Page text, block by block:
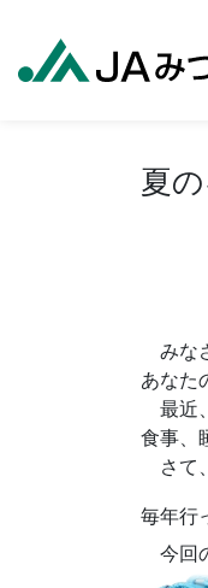
夏
みな
あなた
最近
食事、
さて
毎年行
今回